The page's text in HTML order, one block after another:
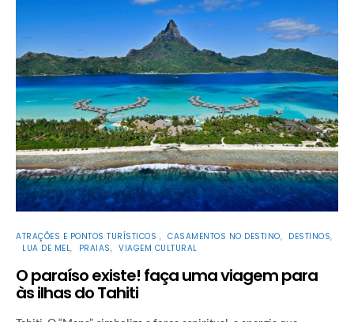
ATRAÇÕES E PONTOS TURÍSTICOS CASAMENTOS NO DESTINO
DESTINOS
LUA DE MEL
PRAIAS VIAGEM CULTURAL
O paraíso existe! faça uma viagem para
às ilhas do Tahiti